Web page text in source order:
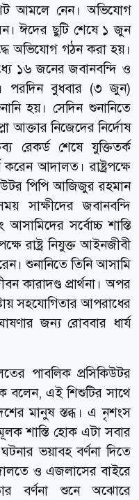
আমলে নেন। অভিযোগ
ঈদের ছুটি শেষে ১ জুন
অভিযোগ গঠন করা হয়।
১৬ জনের জবানবন্দি ও
পরদিন বুধবার (৩ জুন)
হয়। সেদিন শুনানিতে
আক্তার নিজেদের নির্দোষ
রেকর্ড শেষে যুক্তিতর্ক
আদালত। রাষ্ট্রপক্ষে
পিপি আজিজুর রহমান
সাক্ষীদের জবানবন্দি
সর্বোচ্চ শাস্তি
রাষ্ট্র নিযুক্ত আইনজীবী
শুনানিতে তিনি আসামি
কারাদণ্ড প্রার্থনা। অপর
সহযোগিতার আপরাধের
জন্য রোববার ধার্য
পাবলিক প্রসিকিউটর
বলেন, এই শিশুটির সাথে
মানুষ স্তব্ধ। এ নৃশংস
শাস্তি হোক এটা সবার
ভয়াবহ বর্ণনা দিতে
ও এজলাসের বাইরে
বর্ণনা শুনে অঝোরে